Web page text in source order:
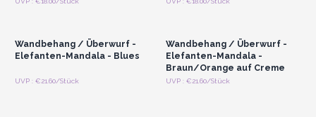
Anmelden oder
Wandbehang / Überwurf -
Elefanten-Mandala - Blues
UVP : €21.60/Stück
Anmelden oder
Wandbehang / Überwurf -
Elefanten-Mandala -
Braun/Orange auf Creme
UVP : €21.60/Stück
Anmelden oder
Anmelden oder